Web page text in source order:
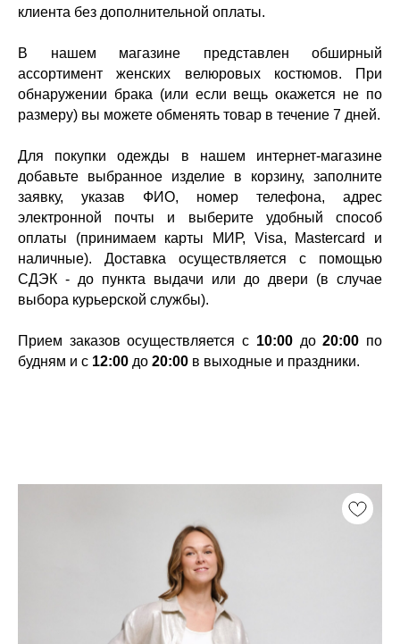
клиента без дополнительной оплаты.
В нашем магазине представлен обширный
ассортимент женских велюровых костюмов. При
обнаружении брака (или если вещь окажется не по
размеру) вы можете обменять товар в течение 7 дней.
Для покупки одежды в нашем интернет-магазине
добавьте выбранное изделие в корзину, заполните
заявку, указав ФИО, номер телефона, адрес
электронной почты и выберите удобный способ
оплаты (принимаем карты МИР, Visa, Mastercard и
наличные). Доставка осуществляется с помощью
СДЭК - до пункта выдачи или до двери (в случае
выбора курьерской службы).
Прием заказов осуществляется с 10:00до20:00 по
будням и с 12:00 до 20:00 в выходные и праздники.